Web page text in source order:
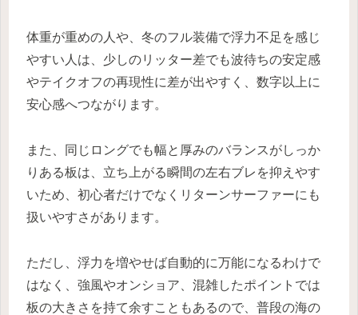
体重が重めの人や、冬のフル装備で浮力不足を感じ
やすい人は、少しのリッター差でも波待ちの安定感
やテイクオフの再現性に差が出やすく、数字以上に
安心感へつながります。
また、同じロングでも幅と厚みのバランスがしっか
りある板は、立ち上がる瞬間の左右ブレを抑えやす
いため、初心者だけでなくリターンサーファーにも
扱いやすさがあります。
ただし、浮力を増やせば自動的に万能になるわけで
はなく、強風やオンショア、混雑したポイントでは
板の大きさを持て余すこともあるので、普段の海の